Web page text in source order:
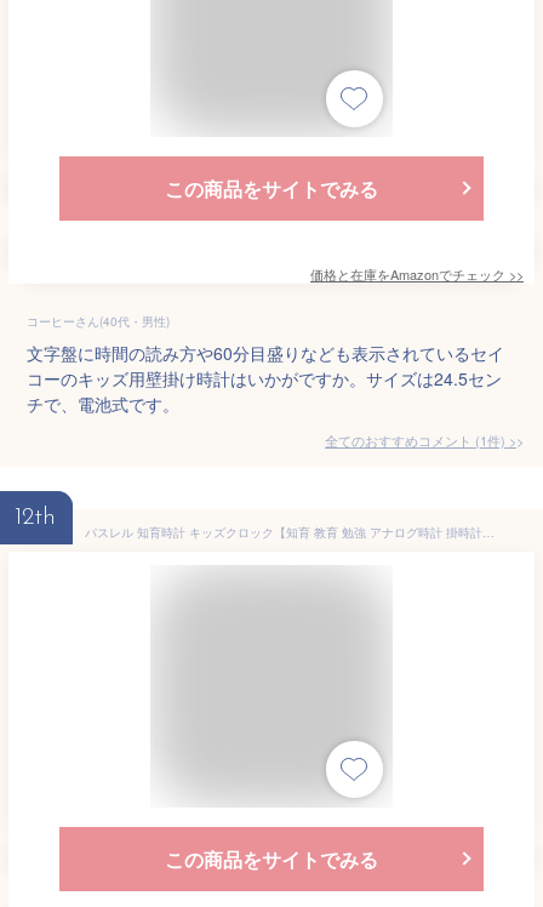
この商品をサイトでみる
価格と在庫をAmazonでチェック >>
コーヒーさん(40代・男性)
文字盤に時間の読み方や60分目盛りなども表示されているセイ
コーのキッズ用壁掛け時計はいかがですか。サイズは24.5セン
チで、電池式です。
全てのおすすめコメント (1件) >
12th
パスレル 知育時計 キッズクロック【知育 教育 勉強 アナログ時計 掛時計 壁掛け お洒落 北欧 学習時計 教育時計 入学入園 ギフト 贈り物 新生活 引っ越し 子供 キッズ ベビー 勉強 部屋 幼稚園 備品 民泊 リビング 子供部屋 シンプル ウォールクロック】【送料無料】
この商品をサイトでみる